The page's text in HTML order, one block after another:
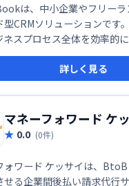
は、中小企業やフリーラ
型CRMソリューションです
ネスプロセス全体を効率的
クト管理、顧客予約、請求
払い管理など、ビジネスに
プで提供。スムーズなワー
性を向上させます。
詳しく見る
マネーフォワード ケ
0.0 (0件)
ォワード ケッサイは、
せる企業間後払い請求代行